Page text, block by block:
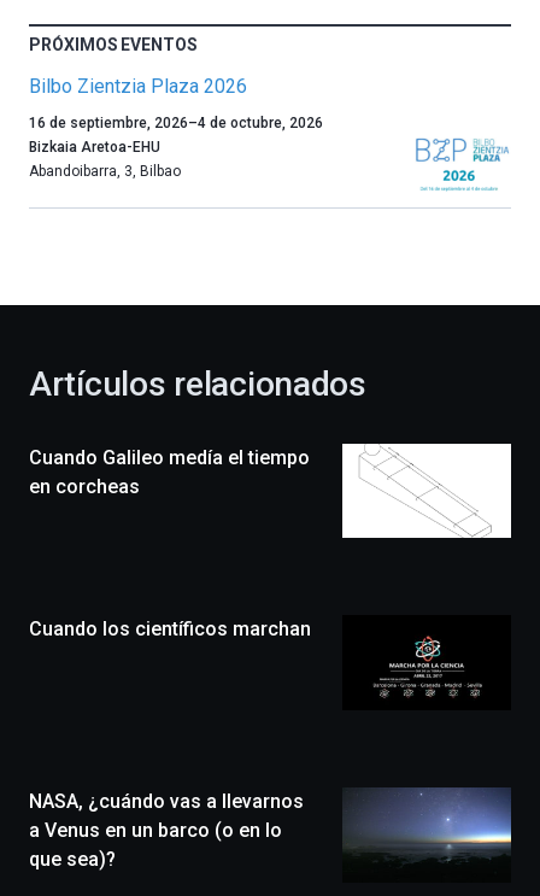
PRÓXIMOS EVENTOS
Bilbo Zientzia Plaza 2026
Un
año
más,
celebración
novena
edición
un
monólogos,
exposiciones,
docufórums
16 de septiembre, 2026–4 de octubre, 2026
Bizkaia Aretoa-EHU
Abandoibarra, 3 Bilbao
Artículos relacionados
Cuando Galileo medía el tiempo
en corcheas
Cuando los científicos marchan
NASA, ¿cuándo vas a llevarnos
a Venus en un barco (o en lo
que sea)?